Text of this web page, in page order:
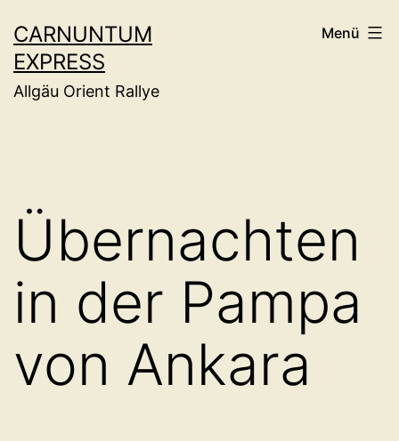
Inhalt
springen
CARNUNTUM
EXPRESS
Allgäu Orient Rallye
Menü
Übernachten
in der Pampa
von Ankara